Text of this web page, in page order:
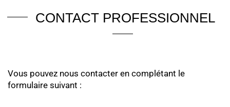
CONTACT PROFESSIONNEL
Vous pouvez nous contacter en complétant le
formulaire suivant :